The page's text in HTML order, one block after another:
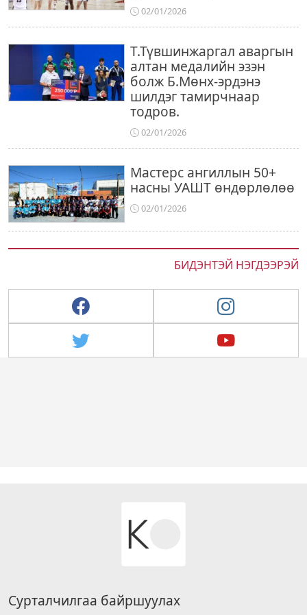
02/01/2026
Т.Түвшинжаргал аваргын
алтан медалийн эзэн
болж Б.Мөнх-эрдэнэ
шилдэг тамирчнаар
тодров.
02/01/2026
Мастерс ангиллын 50+
насны УАШТ өндөрлөлөө
02/01/2026
БИДЭНТЭЙ НЭГДЭЭРЭЙ
Сурталчилгаа байршуулах